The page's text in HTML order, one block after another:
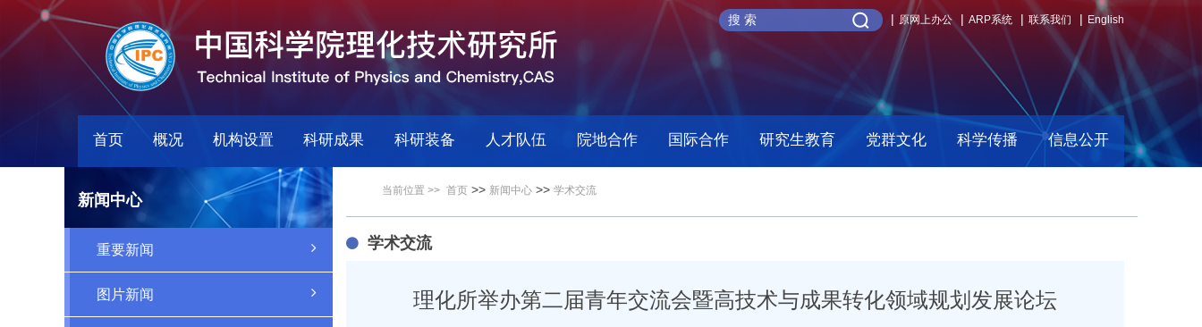
原网上办公 ARP系统 联系我们 English
首页 概况 机构设置 科研成果 科研装备 人才队伍 院地合作 国际合作 研究生教育 党群文化 科学传播 信息公开
新闻中心
重要新闻
图片新闻
当前位置 >> 首页 >> 新闻中心 >> 学术交流
学术交流
理化所举办第二届青年交流会暨高技术与成果转化领域规划发展论坛